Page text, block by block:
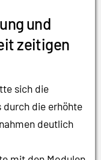
und
zeitigen
sich die
durch die erhöhte
deutlich